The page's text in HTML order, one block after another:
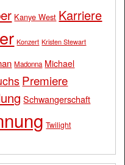
Kanye West Karriere
Konzert Kristen Stewart
Madonna Michael
Premiere
Schwangerschaft
Twilight